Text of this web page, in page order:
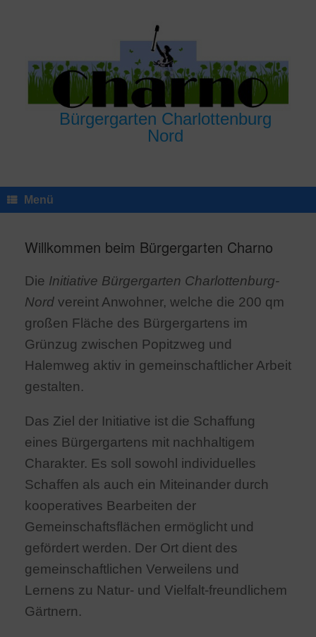
Bürgergarten Charlottenburg
Nord
Menü
Willkommen beim Bürgergarten Charno
Die Initiative Bürgergarten Charlottenburg-
Nord vereint Anwohner, welche die 200 qm
großen Fläche des Bürgergartens im
Grünzug zwischen Popitzweg und
Halemweg aktiv in gemeinschaftlicher Arbeit
gestalten.
Das Ziel der Initiative ist die Schaffung
eines Bürgergartens mit nachhaltigem
Charakter. Es soll sowohl individuelles
Schaffen als auch ein Miteinander durch
kooperatives Bearbeiten der
Gemeinschaftsflächen ermöglicht und
gefördert werden. Der Ort dient des
gemeinschaftlichen Verweilens und
Lernens zu Natur- und Vielfalt-freundlichem
Gärtnern.